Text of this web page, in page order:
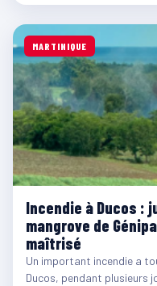
MARTINIQUE
Incendie à Ducos :
mangrove de
maîtrisé
Un important incendie a
Ducos, pendant plusieurs